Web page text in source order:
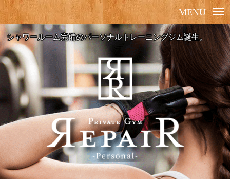
シャワールーム完備のパーソナルトレーニングジム誕生。